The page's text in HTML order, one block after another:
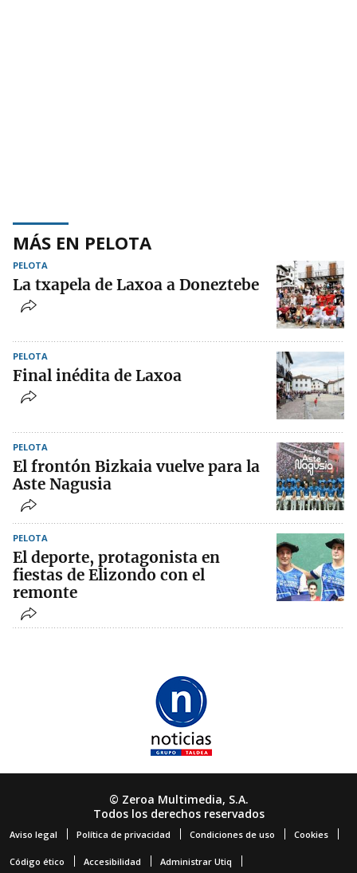
MÁS EN PELOTA
PELOTA
La txapela de Laxoa a Doneztebe
PELOTA
Final inédita de Laxoa
PELOTA
El frontón Bizkaia vuelve para la
Aste Nagusia
PELOTA
El deporte, protagonista en
fiestas de Elizondo con el
remonte
© Zeroa Multimedia, S.A.
Todos los derechos reservados
Aviso legal Política de privacidad Condiciones de uso Cookies
Código ético Accesibilidad Administrar Utiq